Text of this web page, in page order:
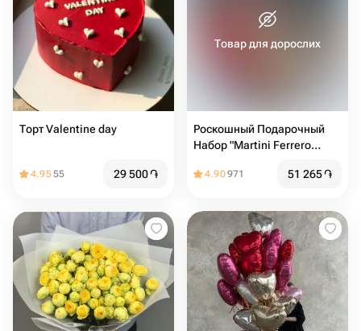
Торт Valentine day
4.9555 29 500֏
Товар для дорослих
Роскошный Подарочный
Набор "Martini Ferrero
4.90971 51 265֏